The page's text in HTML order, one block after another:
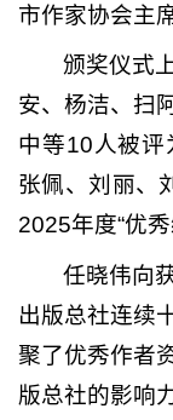
市作家协会主
颁奖仪式
安、杨洁、扫
中等10人被评
张佩、刘丽、
2025年度“优秀
任晓伟向
出版总社连续
聚了优秀作者
版总社的影响